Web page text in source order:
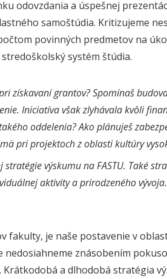
odovzdania a úspešnej
samoštúdia. Kritizujeme
povinných predmetov na
systém štúdia.
získavaní grantov? Spomínaš
Iniciatíva však zlyhávala kvôli
oddelenia? Ako plánuješ
pri projektoch z oblasti kultúry
výskumu na FASTU. Také
aktivity a prirodzeného
fakulty, je naše postavenie v
nedosiahneme znásobením
a dlhodobá stratégia